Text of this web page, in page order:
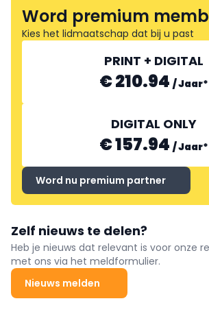
Word premium
Kies het lidmaatschap dat bij u past
PRINT + DIGITAL
€ 210.94 /Jaar*
DIGITAL ONLY
€ 157.94 /Jaar*
Word nu premium partner
Zelf nieuws te delen?
Heb je nieuws dat relevant is voor onze
met ons via het meldformulier.
Nieuws melden